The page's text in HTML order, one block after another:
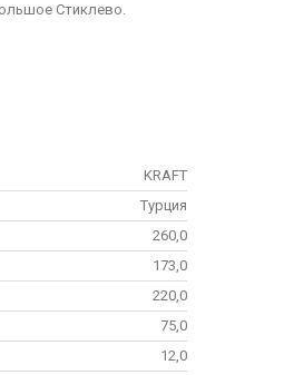
Стиклево.
KRAFT
Турция
260,0
173,0
220,0
75,0
12,0